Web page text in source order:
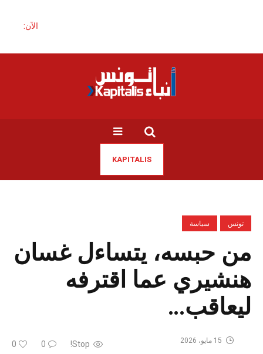
الآن:
KAPITALIS
تونس سياسة
من حبسه، يتساءل غسان
هنشيري عما اقترفه
ليعاقب…
Stop!
0
0 15 مايو، 2026